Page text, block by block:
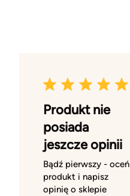
Produkt nie
posiada
jeszcze opinii
Bądź pierwszy - oceń
produkt i napisz
opinię o sklepie